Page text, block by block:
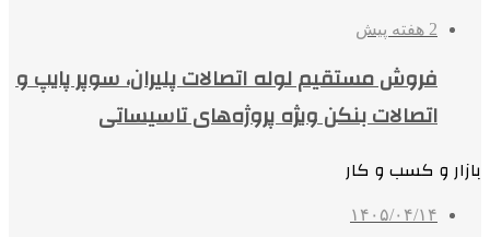
2 هفته پیش
فروش مستقیم لوله اتصالات پلیران، سوپر پایپ و
اتصالات بنکن ویژه پروژه‌های تاسیساتی
بازار و کسب و کار
۱۴۰۵/۰۴/۱۴